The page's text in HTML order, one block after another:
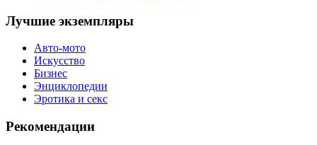
Лучшие экземпляры
Авто-мото
Искусство
Бизнес
Энциклопедии
Эротика и секс
Рекомендации